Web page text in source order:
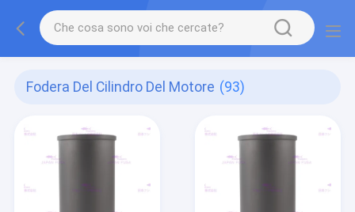
Fodera Del Cilindro Del Motore (93)